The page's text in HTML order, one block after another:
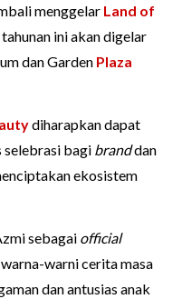
menggelar Land of
ini akan digelar
dan Garden Plaza
diharapkan dapat
selebrasi bagi branddan
ekosistem
sebagai official
warni cerita masa
dan antusias anak